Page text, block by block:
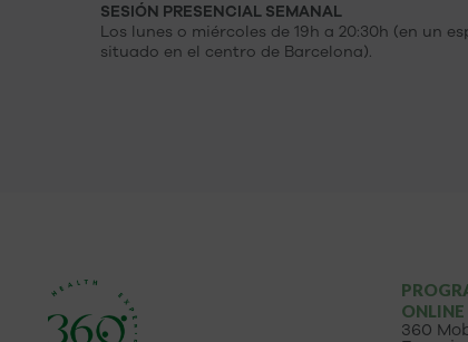
SESIÓN PRESENCIAL SEMANAL
Los lunes o miércoles de 19h a 20:30h (en un
situado en el centro de Barcelona).
ONLINE
360